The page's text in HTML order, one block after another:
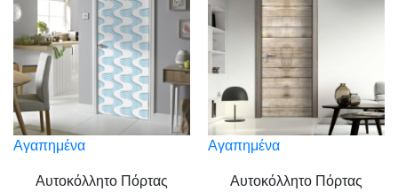
Αγαπημένα
Αυτοκόλλητο Πόρτας
Αγαπημένα
Αυτοκόλλητο Πόρτας